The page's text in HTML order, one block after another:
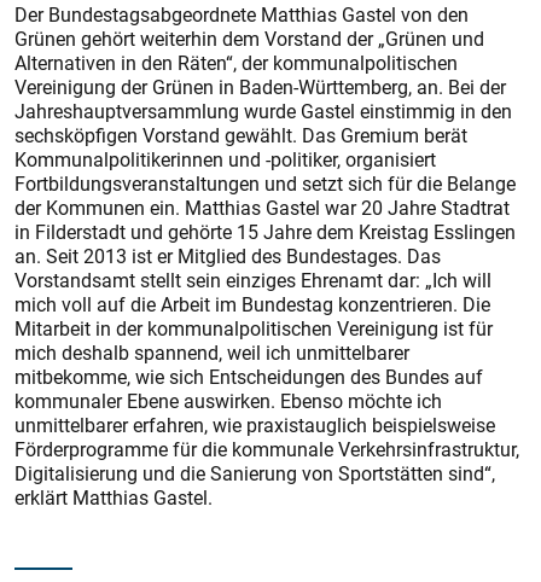
Der Bundestagsabgeordnete Matthias Gastel von den
Grünen gehört weiterhin dem Vorstand der „Grünen und
Alternativen in den Räten“, der kommunalpolitischen
Vereinigung der Grünen in Baden-Württemberg, an. Bei der
Jahreshauptversammlung wurde Gastel einstimmig in den
sechsköpfigen Vorstand gewählt. Das Gremium berät
Kommunalpolitikerinnen und -politiker, organisiert
Fortbildungsveranstaltungen und setzt sich für die Belange
der Kommunen ein. Matthias Gastel war 20 Jahre Stadtrat
in Filderstadt und gehörte 15 Jahre dem Kreistag Esslingen
an. Seit 2013 ist er Mitglied des Bundestages. Das
Vorstandsamt stellt sein einziges Ehrenamt dar: „Ich will
mich voll auf die Arbeit im Bundestag konzentrieren. Die
Mitarbeit in der kommunalpolitischen Vereinigung ist für
mich deshalb spannend, weil ich unmittelbarer
mitbekomme, wie sich Entscheidungen des Bundes auf
kommunaler Ebene auswirken. Ebenso möchte ich
unmittelbarer erfahren, wie praxistauglich beispielsweise
Förderprogramme für die kommunale Verkehrsinfrastruktur,
Digitalisierung und die Sanierung von Sportstätten sind“,
erklärt Matthias Gastel.